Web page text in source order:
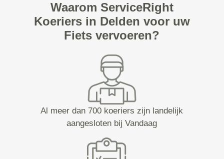
Waarom ServiceRight
Koeriers in Delden voor uw
Fiets vervoeren?
Al meer dan 700 koeriers zijn landelijk
aangesloten bij Vandaag